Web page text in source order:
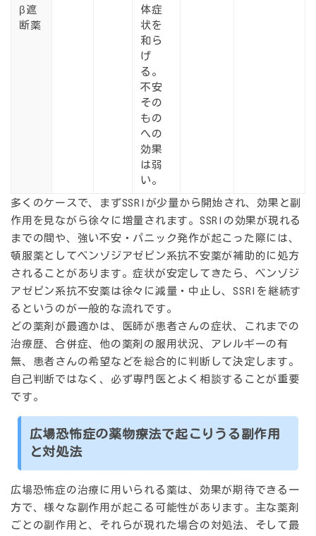
β遮
断薬
体症
状を
和ら
げ
る。
不安
その
もの
への
効果
は弱
い。
多くのケースで、まずSSRIが少量から開始され、効果と副
作用を見ながら徐々に増量されます。SSRIの効果が現れる
までの間や、強い不安・パニック発作が起こった際には、
頓服薬としてベンゾジアゼピン系抗不安薬が補助的に処方
されることがあります。症状が安定してきたら、ベンゾジ
アゼピン系抗不安薬は徐々に減量・中止し、SSRIを継続す
るというのが一般的な流れです。
どの薬剤が最適かは、医師が患者さんの症状、これまでの
治療歴、合併症、他の薬剤の服用状況、アレルギーの有
無、患者さんの希望などを総合的に判断して決定します。
自己判断ではなく、必ず専門医とよく相談することが重要
です。
広場恐怖症の薬物療法で起こりうる副作用
と対処法
広場恐怖症の治療に用いられる薬は、効果が期待できる一
方で、様々な副作用が起こる可能性があります。主な薬剤
ごとの副作用と、それらが現れた場合の対処法、そして最